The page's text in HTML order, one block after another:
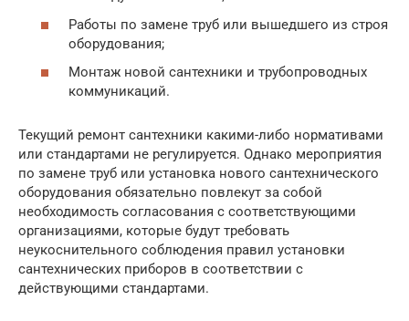
Работы по замене труб или вышедшего из строя
оборудования;
Монтаж новой сантехники и трубопроводных
коммуникаций.
Текущий ремонт сантехники какими-либо нормативами
или стандартами не регулируется. Однако мероприятия
по замене труб или установка нового сантехнического
оборудования обязательно повлекут за собой
необходимость согласования с соответствующими
организациями, которые будут требовать
неукоснительного соблюдения правил установки
сантехнических приборов в соответствии с
действующими стандартами.